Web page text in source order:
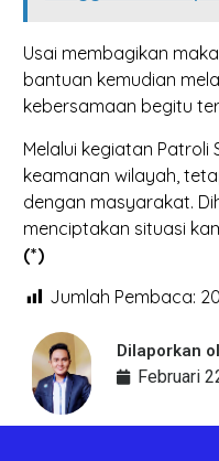
Usai membagikan
bantuan kemudian
kebersamaan begitu
Melalui kegiatan Patroli
keamanan wilayah,
dengan masyarakat.
menciptakan situasi
(*)
Jumlah Pembaca:
Dilaporkan
Februari